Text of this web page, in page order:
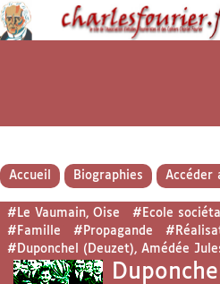
Accueil Biographies Accéder
#Le Vaumain, Oise
#Ecole
#Famille
#Propagande
#Duponchel (Deuzet), Amédée